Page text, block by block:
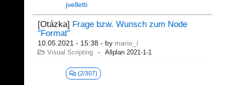
jvelletti
[Otázka] Frage bzw. Wunsch zum Node
"Format"
10.05.2021 - 15:38 - by mario_l
Visual Scripting Allplan 2021-1-1
(2/307)